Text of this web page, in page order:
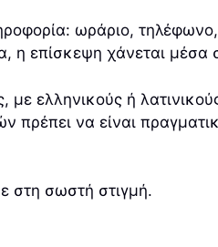
ωράριο, τηλέφωνο,
η επίσκεψη χάνεται μέσα
ελληνικούς ή
πρέπει να είναι
στη σωστή στιγμή.